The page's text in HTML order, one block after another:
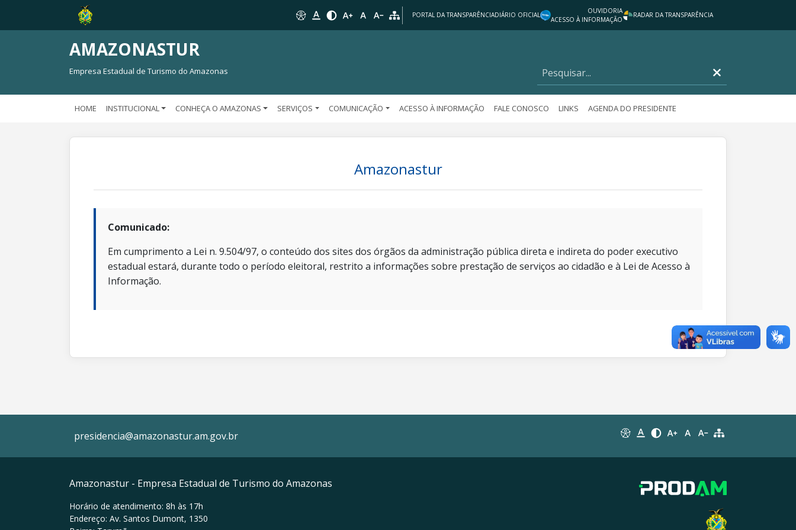
PORTAL DA TRANSPARÊNCIADIÁRIO OFICIAL
OUVIDORIA
ACESSO À INFORMAÇÃO
RADAR DA TRANSPARÊNCIA
AMAZONASTUR
Empresa Estadual de Turismo do Amazonas
HOME INSTITUCIONAL CONHEÇA O AMAZONAS SERVIÇOS COMUNICAÇÃO ACESSO À INFORMAÇÃO FALE CONOSCO LINKS AGENDA DO PRESIDENTE
Amazonastur
Comunicado:
Em cumprimento a Lei n. 9.504/97, o conteúdo dos sites dos órgãos da administração pública direta e indireta do poder executivo
estadual estará, durante todo o período eleitoral, restrito a informações sobre prestação de serviços ao cidadão e à Lei de Acesso à
Informação.
presidencia@amazonastur.am.gov.br
Amazonastur - Empresa Estadual de Turismo do Amazonas
Horário de atendimento: 8h às 17h
Endereço: Av. Santos Dumont, 1350